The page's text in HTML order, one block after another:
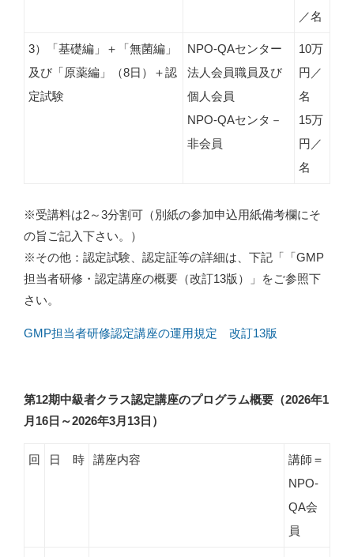
／名
3）「基礎編」＋「無菌編」
及び「原薬編」（8日）＋認
定試験
NPO-QAセンター
法人会員職員及び
個人会員
NPO-QAセンタ－
非会員
10万
円／
名
15万
円／
名
※受講料は2～3分割可（別紙の参加申込用紙備考欄にそ
の旨ご記入下さい。）
※その他：認定試験、認定証等の詳細は、下記「「GMP
担当者研修・認定講座の概要（改訂13版）」をご参照下
さい。
GMP担当者研修認定講座の運用規定 改訂13版
第12期中級者クラス認定講座のプログラム概要（2026年1
月16日～2026年3月13日）
回 日 時 講座内容
講師＝
NPO-
QA会
員